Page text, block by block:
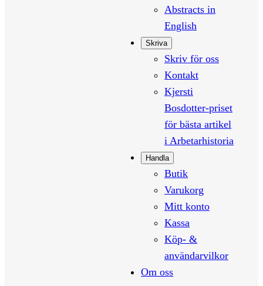
Abstracts in
English
Skriva
Skriv för oss
Kontakt
Kjersti
Bosdotter-priset
för bästa artikel
i Arbetarhistoria
Handla
Butik
Varukorg
Mitt konto
Kassa
Köp- &
användarvilkor
Om oss